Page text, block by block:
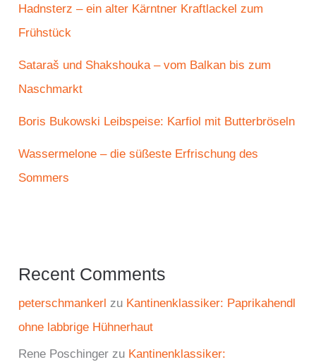
Hadnsterz – ein alter Kärntner Kraftlackel zum
Frühstück
Sataraš und Shakshouka – vom Balkan bis zum
Naschmarkt
Boris Bukowski Leibspeise: Karfiol mit Butterbröseln
Wassermelone – die süßeste Erfrischung des
Sommers
Recent Comments
peterschmankerl zu Kantinenklassiker: Paprikahendl
ohne labbrige Hühnerhaut
Rene Poschinger zu Kantinenklassiker: